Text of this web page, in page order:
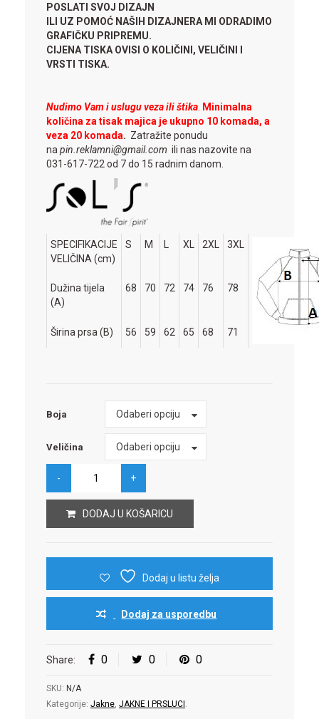
POSLATI SVOJ DIZAJN
ILI UZ POMOĆ NAŠIH DIZAJNERA MI ODRADIMO
GRAFIČKU PRIPREMU.
CIJENA TISKA OVISI O KOLIČINI, VELIČINI I
VRSTI TISKA.
Nudimo Vam i uslugu veza ili štika Minimalna
količina za tisak majica je ukupno 10 komada, a
veza 20 komada. Zatražite ponudu
na pin.reklamni@gmail.com ili nas nazovite na
031-617-722 od 7 do 15 radnim danom.
SPECIFIKACIJE
VELIČINA (cm)
S M XL 2XL 3XL
Dužina tijela
(A)
68 70 72 74 76 78
Širina prsa (B) 56 59 62 65 68 71
Boja Odaberi opciju
Boja
Veličina Odaberi opciju
Veličina
DODAJ U KOŠARICU
Dodaj u listu želja
Dodaj za usporedbu
Share: 0 0 0
SKU: N/A
Kategorije: Jakne, JAKNE I PRSLUCI.